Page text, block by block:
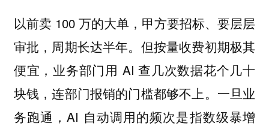
以前卖 100 万的大单，甲方要招标、要层层
审批，周期长达半年。但按量收费初期极其
便宜，业务部门用 AI 查几次数据花个几十
块钱，连部门报销的门槛都够不上。一旦业
务跑通，AI 自动调用的频次是指数级暴增